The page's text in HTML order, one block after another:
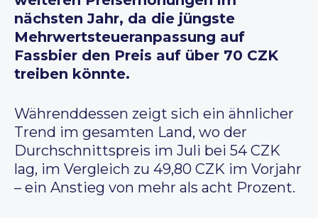
nächsten Jahr, da die jüngste
Mehrwertsteueranpassung auf
Fassbier den Preis auf über 70 CZK
treiben könnte.
Währenddessen zeigt sich ein ähnlicher
Trend im gesamten Land, wo der
Durchschnittspreis im Juli bei 54 CZK
lag, im Vergleich zu 49,80 CZK im Vorjahr
– ein Anstieg von mehr als acht Prozent.